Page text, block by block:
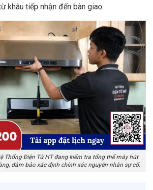
khâu tiếp nhận đến bàn giao.
Thống Điện Tử HT đang kiểm tra tổng thể máy hút
đảm bảo xác định chính xác nguyên nhân sự cố.